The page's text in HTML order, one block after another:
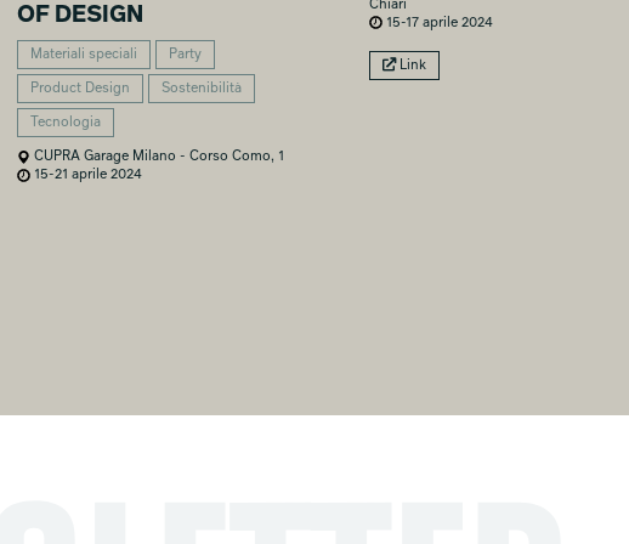
OF DESIGN
Materiali speciali Party
Product Design Sostenibilità
Tecnologia
CUPRA Garage Milano - Corso Como, 1
15-21 aprile 2024
Chiari
15-17 aprile 2024
Link